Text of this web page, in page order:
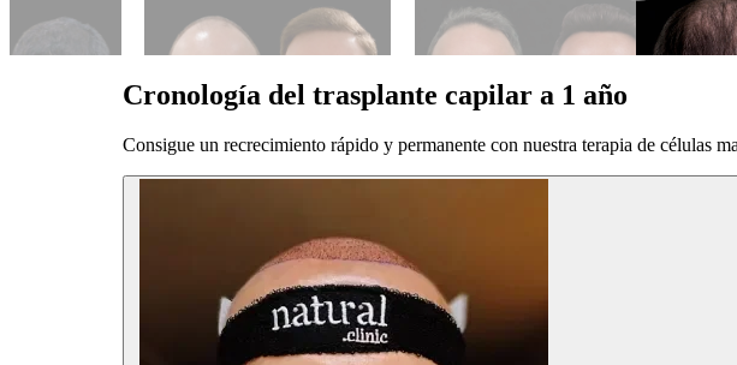
Cronología del trasplante capilar a 1 año
Consigue un recrecimiento rápido y permanente con nuestra terapia de células